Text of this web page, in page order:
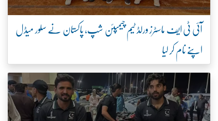
آئی ٹی ایف ماسٹرز ورلڈ ٹیم چیمپئن شپ، پاکستان نے سلور میڈل
اپنے نام کر لیا